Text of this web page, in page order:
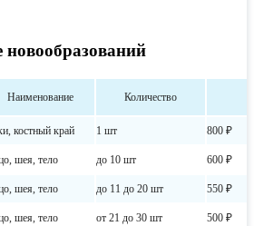
новообразований
Наименование Количество
костный край 1 шт 800 ₽
шея, тело до 10 шт 600 ₽
шея, тело до 11 до 20 шт 550 ₽
шея, тело от 21 до 30 шт 500 ₽